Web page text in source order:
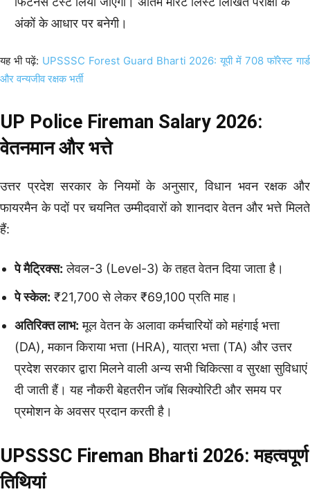
अंकों के आधार पर बनेगी।
यह भी पढ़ें: UPSSSC Forest Guard Bharti 2026: यूपी में 708 फॉरेस्ट गार्ड
और वन्यजीव रक्षक भर्ती
UP Police Fireman Salary 2026:
वेतनमान और भत्ते
उत्तर प्रदेश सरकार के नियमों के अनुसार, विधान भवन रक्षक और
फायरमैन के पदों पर चयनित उम्मीदवारों को शानदार वेतन और भत्ते मिलते
हैं:
पे मैट्रिक्स: लेवल-3 (Level-3) के तहत वेतन दिया जाता है।
पे स्केल: ₹21,700 से लेकर ₹69,100 प्रति माह।
अतिरिक्त लाभ: मूल वेतन के अलावा कर्मचारियों को महंगाई भत्ता
(DA), मकान किराया भत्ता (HRA), यात्रा भत्ता (TA) और उत्तर
प्रदेश सरकार द्वारा मिलने वाली अन्य सभी चिकित्सा व सुरक्षा सुविधाएं
दी जाती हैं। यह नौकरी बेहतरीन जॉब सिक्योरिटी और समय पर
प्रमोशन के अवसर प्रदान करती है।
UPSSSC Fireman Bharti 2026: महत्वपूर्ण
तिथियां